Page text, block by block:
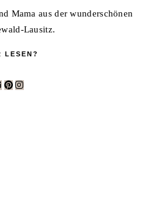
Mama aus der wunderschönen
Lausitz.
LESEN?